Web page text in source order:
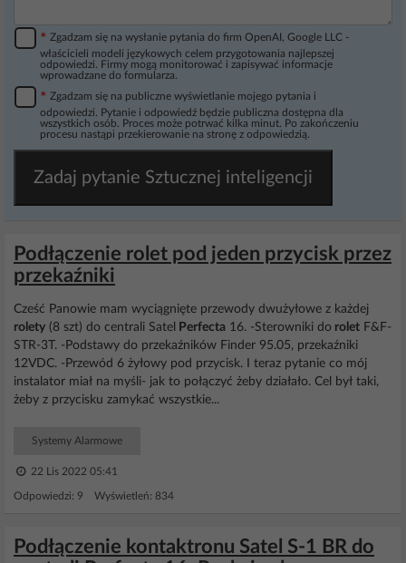
* Zgadzam się na wysłanie pytania do firm OpenAI, Google LLC -
właścicieli modeli językowych celem przygotowania najlepszej
odpowiedzi. Firmy mogą monitorować i zapisywać informacje
wprowadzane do formularza.
* Zgadzam się na publiczne wyświetlanie mojego pytania i
odpowiedzi. Pytanie i odpowiedź będzie publiczna dostępna dla
wszystkich osób. Proces może potrwać kilka minut. Po zakończeniu
procesu nastąpi przekierowanie na stronę z odpowiedzią.
Zadaj pytanie Sztucznej inteligencji
Podłączenie rolet pod jeden przycisk przez
przekaźniki
Cześć Panowie mam wyciągnięte przewody dwużyłowe z każdej
rolety (8 szt) do centrali Satel Perfecta 16. -Sterowniki do rolet F&F-
STR-3T. -Podstawy do przekaźników Finder 95.05, przekaźniki
12VDC. -Przewód 6 żyłowy pod przycisk. I teraz pytanie co mój
instalator miał na myśli- jak to połączyć żeby działało. Cel był taki,
żeby z przycisku zamykać wszystkie...
Systemy Alarmowe
22 Lis 2022 05:41
Odpowiedzi: 9 Wyświetleń: 834
Podłączenie kontaktronu Satel S-1 BR do